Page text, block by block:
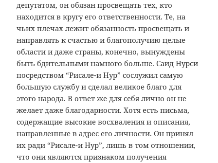
депутатом, он обязан просвещать тех, кто
находится в кругу его ответственности. Те, на
чьих плечах лежит обязанность просвещать и
направлять к счастью и благополучию целые
области и даже страны, конечно, вынуждены
быть бдительными намного больше. Саид Нурси
посредством “Рисале-и Нур” сослужил самую
большую службу и сделал великое благо для
этого народа. В ответ же для себя лично он не
желает даже благодарности. Хотя есть письма,
содержащие высокие восхваления и описания,
направленные в адрес его личности. Он принял
их ради “Рисале-и Нур”, лишь в том отношении,
что они являются признаком получения